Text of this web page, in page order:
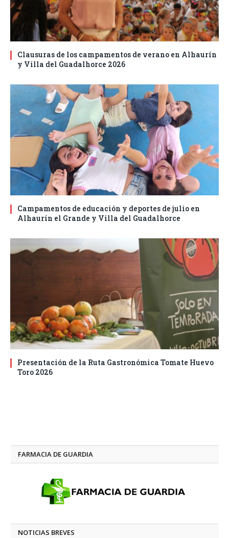
Clausuras de los campamentos de verano en Alhaurín
y Villa del Guadalhorce 2026
Campamentos de educación y deportes de julio en
Alhaurín el Grande y Villa del Guadalhorce
Presentación de la Ruta Gastronómica Tomate Huevo
Toro 2026
FARMACIA DE GUARDIA
NOTICIAS BREVES